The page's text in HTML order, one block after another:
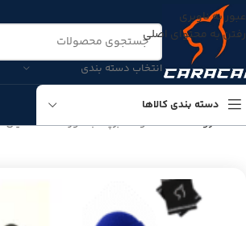
عبور به ناوبری
رفتن به محتوای اصلی
انتخاب دسته بندی
دسته بندی کالاها
خانه فروشگاه محصولات برچسب خورده “اسنشیال”